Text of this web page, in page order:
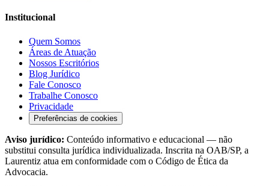
Institucional
Quem Somos
Áreas de Atuação
Nossos Escritórios
Blog Jurídico
Fale Conosco
Trabalhe Conosco
Privacidade
Preferências de cookies
Aviso jurídico: Conteúdo informativo e educacional — não
substitui consulta jurídica individualizada. Inscrita na OAB/SP, a
Laurentiz atua em conformidade com o Código de Ética da
Advocacia.